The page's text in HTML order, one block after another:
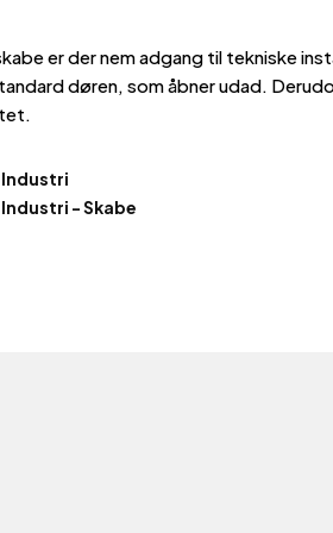
er der nem adgang til tekniske
døren, som åbner udad.
Industri
- Skabe